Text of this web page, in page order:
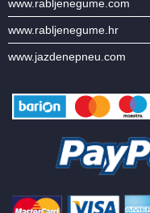
www.rabljenegume.com
www.rabljenegume.hr
www.jazdenepneu.com